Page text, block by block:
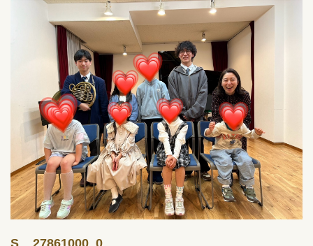
S__27861000_0